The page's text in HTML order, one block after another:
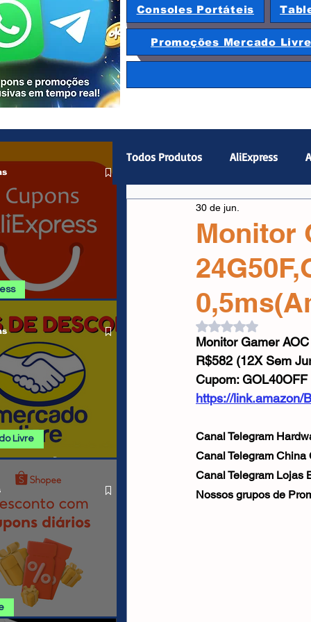
Consoles Portáteis
Promoções Mercado Livre
PROMOÇÕES
LIVRE
Livre
Todos Produtos AliExpress
Magazine Luiza
Gamepad Smartphones
Cabos USB Carregadores
Monitor
30 de jun.
Avaliado com NaN
Monitor Gamer
R$582 (12X Sem
Cupom: GOL40OFF
https://link.amazon/
Canal Telegram
Canal Telegram
Canal Telegram Lojas
Nossos grupos de